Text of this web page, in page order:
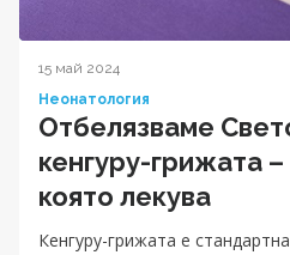
15 май 2024
Неонатология
Отбелязваме
кенгуру-грижата
която лекува
Кенгуру-грижата е